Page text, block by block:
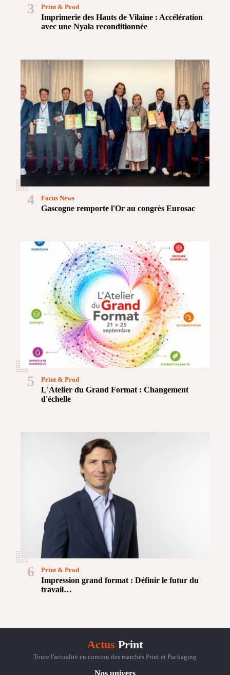
3
Imprimerie des Hauts de Vilaine : Accélération
avec une Nyala reconditionnée
Print & Prod
4
Gascogne remporte l'Or au congrès Eurosac
Focus News
5
L'Atelier du Grand Format : Changement
d'échelle
Print & Prod
6
Impression grand format : Définir le futur du
travail…
Print & Prod
Actus Print
Toute l'actualité en continu des marchés Print et Packaging